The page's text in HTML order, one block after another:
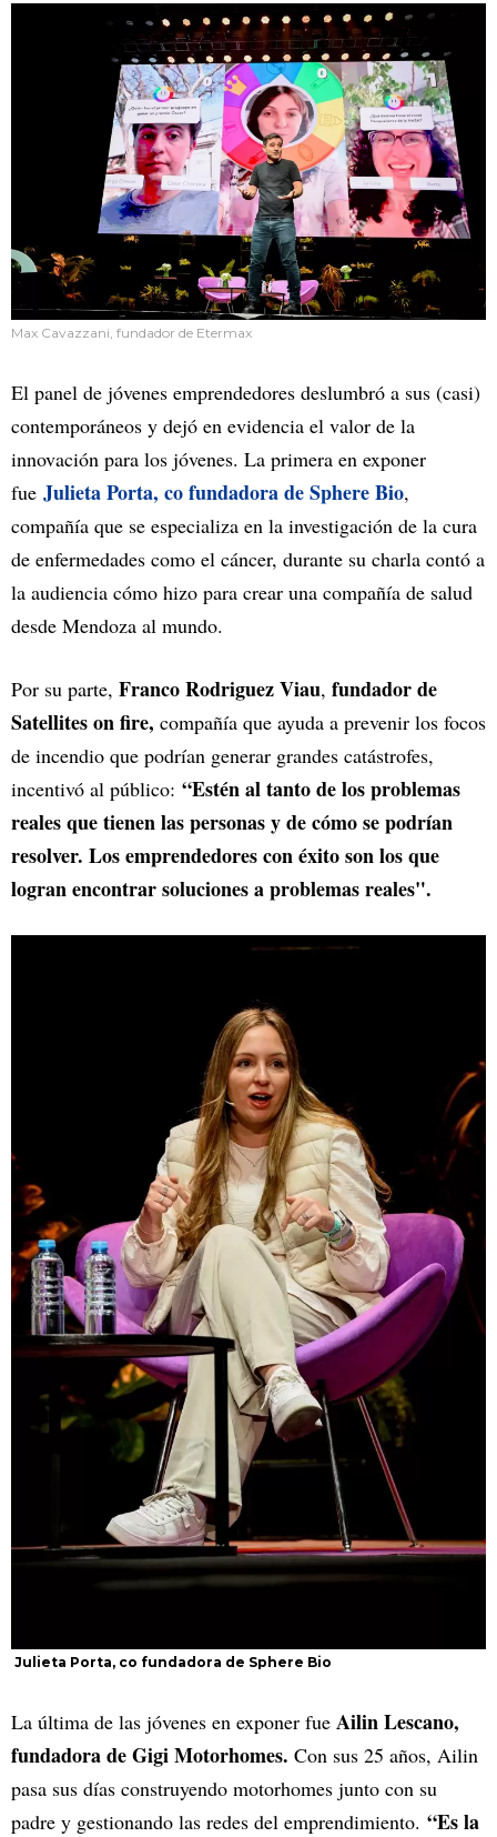
Max Cavazzani, fundador de Etermax
El panel de jóvenes emprendedores deslumbró a sus (casi)
contemporáneos y dejó en evidencia el valor de la
innovación para los jóvenes. La primera en exponer
fue Julieta Porta, co fundadora de Sphere Bio,
compañía que se especializa en la investigación de la cura
de enfermedades como el cáncer, durante su charla contó a
la audiencia cómo hizo para crear una compañía de salud
desde Mendoza al mundo.
Por su parte, Franco Rodriguez Viau, fundador de
Satellites on fire, compañía que ayuda a prevenir los focos
de incendio que podrían generar grandes catástrofes,
incentivó al público: “Estén al tanto de los problemas
reales que tienen las personas y de cómo se podrían
resolver. Los emprendedores con éxito son los que
logran encontrar soluciones a problemas reales".
Julieta Porta, co fundadora de Sphere Bio
La última de las jóvenes en exponer fue Ailin Lescano,
fundadora de Gigi Motorhomes. Con sus 25 años, Ailin
pasa sus días construyendo motorhomes junto con su
padre y gestionando las redes del emprendimiento. “Es la